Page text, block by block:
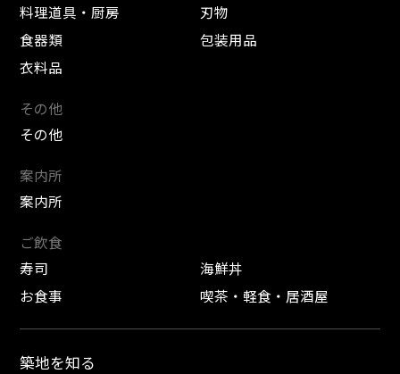
料理道具・厨房
刃物
食器類
包装用品
衣料品
その他
その他
案内所
案内所
ご飲食
寿司
海鮮丼
お食事
喫茶・軽食・居酒屋
築地を知る